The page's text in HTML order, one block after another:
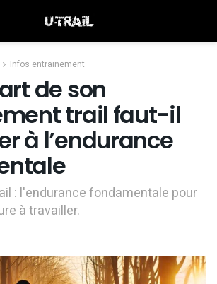
Infos entrainement
de son
trail faut-il
à l’endurance
: l'endurance fondamentale pour
à travailler.